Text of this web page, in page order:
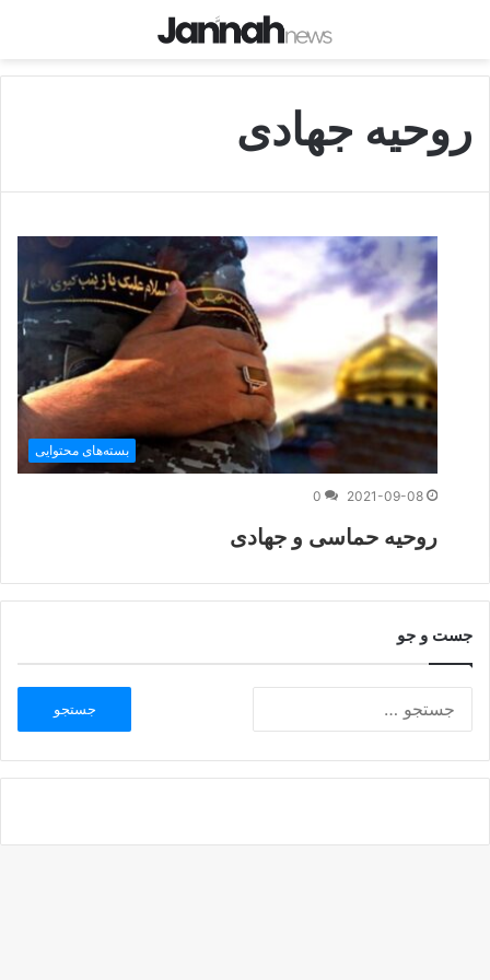
روحیه جهادی
بسته‌های محتوایی
2021-09-08
0
روحيه حماسی و جهادی
جست و جو